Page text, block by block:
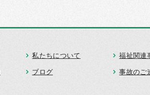
私たちについて 福祉関連
ブログ 事故のご